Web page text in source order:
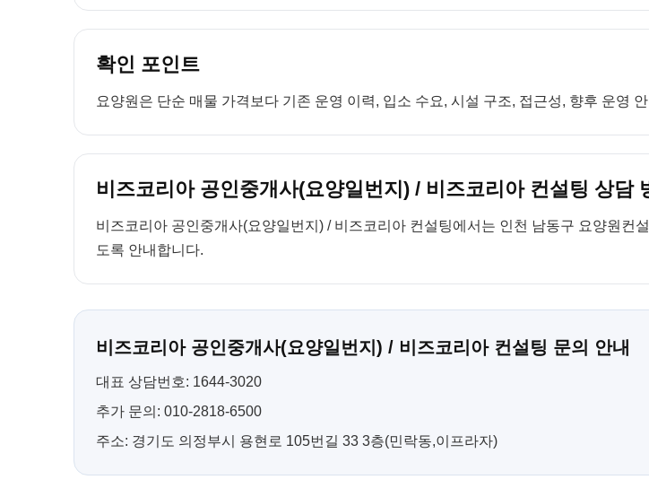
확인 포인트
요양원은 단순 매물 가격보다 기존 운영 이력, 입소 수요, 시설 구조, 접근성, 향후 운영
비즈코리아 공인중개사(요양일번지) / 비즈코리아 컨설팅 상담
비즈코리아 공인중개사(요양일번지) / 비즈코리아 컨설팅에서는 인천 남동구 요양원컨
도록 안내합니다.
비즈코리아 공인중개사(요양일번지) / 비즈코리아 컨설팅 문의 안내
대표 상담번호: 1644-3020
추가 문의: 010-2818-6500
주소: 경기도 의정부시 용현로 105번길 33 3층(민락동,이프라자)